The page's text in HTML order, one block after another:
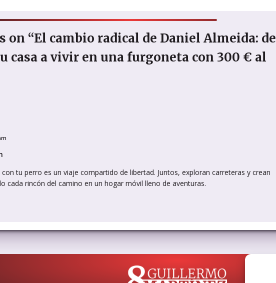
on “El cambio radical de Daniel Almeida: de
casa a vivir en una furgoneta con 300 € al
tu perro es un viaje compartido de libertad. Juntos, exploran carreteras y crean
cada rincón del camino en un hogar móvil lleno de aventuras.